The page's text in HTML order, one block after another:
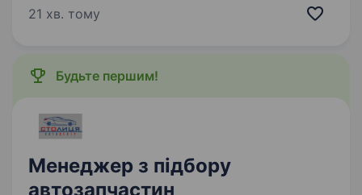
від людей? Тоді запрошуємо тебе в стабільну
21 хв. тому
Будьте першим!
Менеджер з підбору
автозапчастин